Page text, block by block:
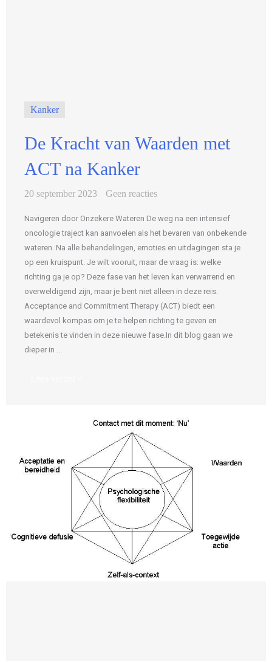
Kanker
De Kracht van Waarden met
ACT na Kanker
20 september 2023 Geen reacties
Navigeren door Onzekere Wateren De weg na een intensief
oncologie traject kan aanvoelen als het bevaren van onbekende
wateren. Na alle behandelingen, emoties en uitdagingen sta je
op een kruispunt. Je wilt vooruit, maar de vraag is: welke
richting ga je op? Deze fase van het leven kan verwarrend en
overweldigend zijn, maar je bent niet alleen in deze reis.
Acceptance and Commitment Therapy (ACT) biedt een
waardevol kompas om je te helpen richting te geven en
betekenis te vinden in deze nieuwe fase.In dit blog gaan we
dieper in ...